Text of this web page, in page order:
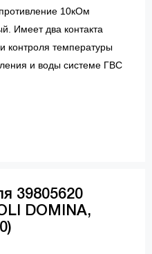
10кОм
Имеет два контакта
контроля температуры
и воды системе ГВС
39805620
DOMINA,